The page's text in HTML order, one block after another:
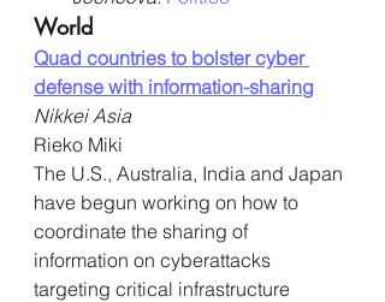
World
Quad countries to bolster cyber
defense with information-sharing
Nikkei Asia
Rieko Miki
The U.S., Australia, India and Japan
have begun working on how to
coordinate the sharing of
information on cyberattacks
targeting critical infrastructure